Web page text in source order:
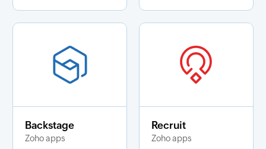
Backstage
Zoho apps
Recruit
Zoho apps